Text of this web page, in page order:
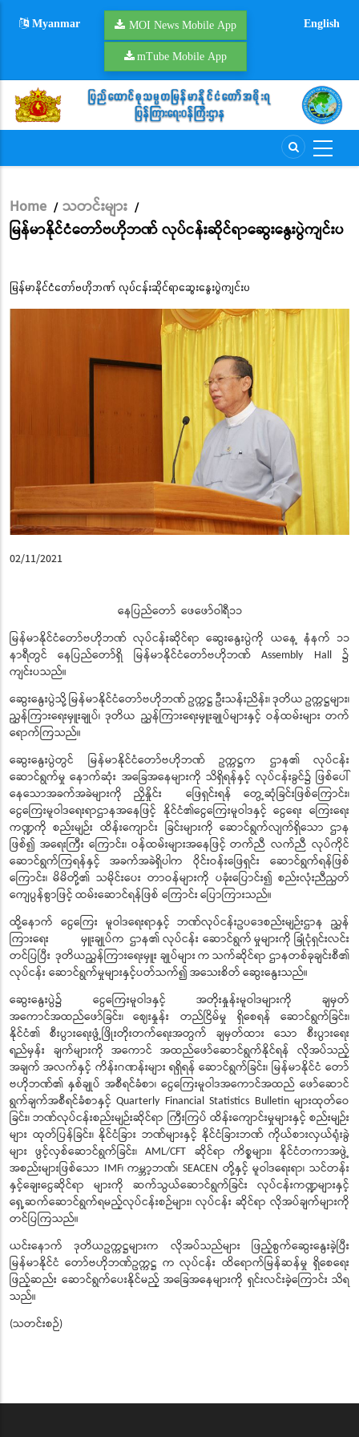
Myanmar MOI News Mobile App
mTube Mobile App
English
Breadcrumb
Home / သတင်းများ /
မြန်မာနိုင်ငံတော်ဗဟိုဘဏ် လုပ်ငန်းဆိုင်ရာဆွေးနွေးပွဲကျင်းပ
မြန်မာနိုင်ငံတော်ဗဟိုဘဏ် လုပ်ငန်းဆိုင်ရာဆွေးနွေးပွဲကျင်းပ
02/11/2021
နေပြည်တော် ဖေဖော်ဝါရီ၁၁
မြန်မာနိုင်ငံတော်ဗဟိုဘဏ် လုပ်ငန်းဆိုင်ရာ ဆွေးနွေးပွဲကို ယနေ့ နံနက် ၁၁
နာရီတွင်
နေပြည်တော်ရှိ မြန်မာနိုင်ငံတော်ဗဟိုဘဏ်Assembly Hall၌
ကျင်းပသည်။
ဆွေးနွေးပွဲသို့မြန်မာနိုင်ငံတော်ဗဟိုဘဏ်ဥက္ကဋ္ဌဦးသန်းညိန်း၊ဒုတိယဥက္ကဋ္ဌများ၊
ညွှန်ကြားရေးမှူးချုပ်၊ ဒုတိယ ညွှန်ကြားရေးမှူးချုပ်များနှင့် ဝန်ထမ်းများ တက်
ရောက်ကြသည်။
ဆွေးနွေးပွဲတွင်
မြန်မာနိုင်ငံတော်ဗဟိုဘဏ် ဥက္ကဋ္ဌက ဌာန၏
လုပ်ငန်း
ဆောင်ရွက်မှု နောက်ဆုံး အခြေအနေများကို သိရှိရန်နှင့် လုပ်ငန်းခွင်၌ ဖြစ်ပေါ်
နေသောအခက်အခဲများကို
ညှိနှိုင်း ဖြေရှင်းရန်
တွေ့ဆုံခြင်းဖြစ်ကြောင်း၊
ငွေကြေးမူဝါဒရေးရာဌာနအနေဖြင့် နိုင်ငံ၏ငွေကြေးမူဝါဒနှင့် ငွေရေး ကြေးရေး
ကဏ္ဍကို စည်းမျဉ်း ထိန်းကျောင်း ခြင်းများကို ဆောင်ရွက်လျက်ရှိသော ဌာန
ဖြစ်၍ အရေးကြီး ကြောင်း၊ ဝန်ထမ်းများအနေဖြင့် တက်ညီ လက်ညီ လုပ်ကိုင်
ဆောင်ရွက်ကြရန်နှင့်
အခက်အခဲရှိပါက
ဝိုင်းဝန်းဖြေရှင်း ဆောင်ရွက်ရန်ဖြစ်
ကြောင်း၊ မိမိတို့၏ သမိုင်းပေး တာဝန်များကို ပခုံးပြောင်း၍ စည်းလုံးညီညွတ်
ကျေပွန်စွာဖြင့်ထမ်းဆောင်ရန်ဖြစ် ကြောင်းပြောကြားသည်။
ထို့နောက် ငွေကြေး မူဝါဒရေးရာနှင့် ဘဏ်လုပ်ငန်းဥပဒေစည်းမျဉ်းဌာန ညွှန်
ကြားရေး
မှူးချုပ်က ဌာန၏လုပ်ငန်း ဆောင်ရွက်မှုများကို ခြုံငုံရှင်းလင်း
တင်ပြပြီး ဒုတိယညွှန်ကြားရေးမှူး ချုပ်များကသက်ဆိုင်ရာ ဌာနတစ်ခုချင်းစီ၏
လုပ်ငန်း ဆောင်ရွက်မှုများနှင့်ပတ်သက်၍အသေးစိတ်ဆွေးနွေးသည်။
ဆွေးနွေးပွဲ၌
ငွေကြေးမူဝါဒနှင့် အတိုးနှုန်းမူဝါဒများကို
ချမှတ်
အကောင်အထည်ဖော်ခြင်း၊ ဈေးနှုန်း တည်ငြိမ်မှု ရှိစေရန် ဆောင်ရွက်ခြင်း၊
နိုင်ငံ၏ စီးပွားရေးဖွံ့ဖြိုးတိုးတက်ရေးအတွက် ချမှတ်ထား သော စီးပွားရေး
ရည်မှန်း ချက်များကို အကောင် အထည်ဖော်ဆောင်ရွက်နိုင်ရန် လိုအပ်သည့်
အချက် အလက်နှင့် ကိန်းဂဏန်းများ ရရှိရန် ဆောင်ရွက်ခြင်း၊ မြန်မာနိုင်ငံ တော်
ဗဟိုဘဏ်၏ နှစ်ချုပ် အစီရင်ခံစာ၊ ငွေကြေးမူဝါဒအကောင်အထည် ဖော်ဆောင်
ရွက်ချက်အစီရင်ခံစာနှင့် Quarterly Financial Statistics Bulletin များထုတ်ဝေ
ခြင်း၊ဘဏ်လုပ်ငန်းစည်းမျဉ်းဆိုင်ရာ ကြီးကြပ် ထိန်းကျောင်းမှုများနှင့် စည်းမျဉ်း
များ ထုတ်ပြန်ခြင်း၊ နိုင်ငံခြား ဘဏ်များနှင့် နိုင်ငံခြားဘဏ် ကိုယ်စားလှယ်ရုံးခွဲ
များ ဖွင့်လှစ်ဆောင်ရွက်ခြင်း၊ AML/CFT ဆိုင်ရာ ကိစ္စများ၊ နိုင်ငံတကာအဖွဲ့
အစည်းများဖြစ်သော IMF၊ ကမ္ဘာ့ဘဏ်၊ SEACEN တို့နှင့် မူဝါဒရေးရာ၊ သင်တန်း
နှင့်ချေးငွေဆိုင်ရာ များကို ဆက်သွယ်ဆောင်ရွက်ခြင်း လုပ်ငန်းကဏ္ဍများနှင့်
ရှေ့ဆက်ဆောင်ရွက်ရမည့်လုပ်ငန်းစဉ်များ၊ လုပ်ငန်း ဆိုင်ရာ လိုအပ်ချက်များကို
တင်ပြကြသည်။
ယင်းနောက်
ဒုတိယဥက္ကဋ္ဌများက လိုအပ်သည်များ
ဖြည့်စွက်ဆွေးနွေးခဲ့ပြီး
မြန်မာနိုင်ငံ တော်ဗဟိုဘဏ်ဥက္ကဋ္ဌ က လုပ်ငန်း ထိရောက်မြန်ဆန်မှု ရှိစေရေး
ဖြည့်ဆည်း ဆောင်ရွက်ပေးနိုင်မည့် အခြေအနေများကို ရှင်းလင်းခဲ့ကြောင်း သိရ
သည်။
(သတင်းစဉ်)